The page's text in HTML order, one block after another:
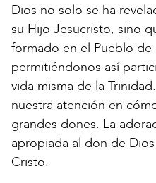
Dios no solo se ha
su Hijo Jesucristo, sino
formado en el Pueblo
permitiéndonos así
vida misma de la
nuestra atención en
grandes dones. La
apropiada al don de
Cristo.